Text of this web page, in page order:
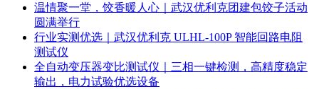
温情聚一堂，饺香暖人心｜武汉优利克团建包饺子活动
圆满举行
行业实测优选｜武汉优利克 ULHL-100P 智能回路电阻
测试仪
全自动变压器变比测试仪｜三相一键检测，高精度稳定
输出，电力试验优选设备